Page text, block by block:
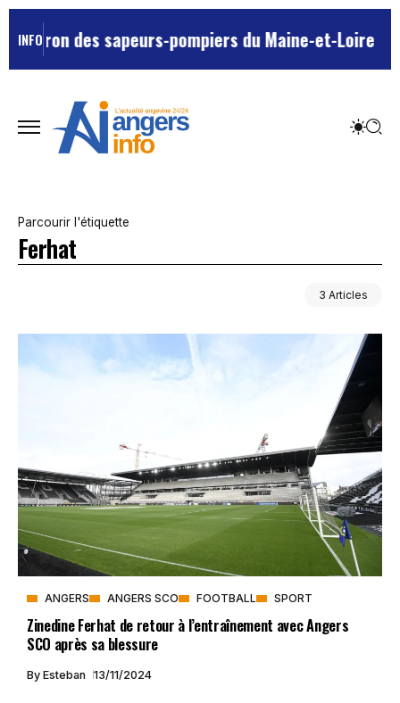
INFOdes sapeurs-pompiers du Maine-et-Loire ?L’un
Parcourir l'étiquette
Ferhat
3 Articles
ANGERS ANGERS SCO FOOTBALL SPORT
Zinedine Ferhat de retour à l’entraînement avec Angers
SCO après sa blessure
By Esteban 13/11/2024